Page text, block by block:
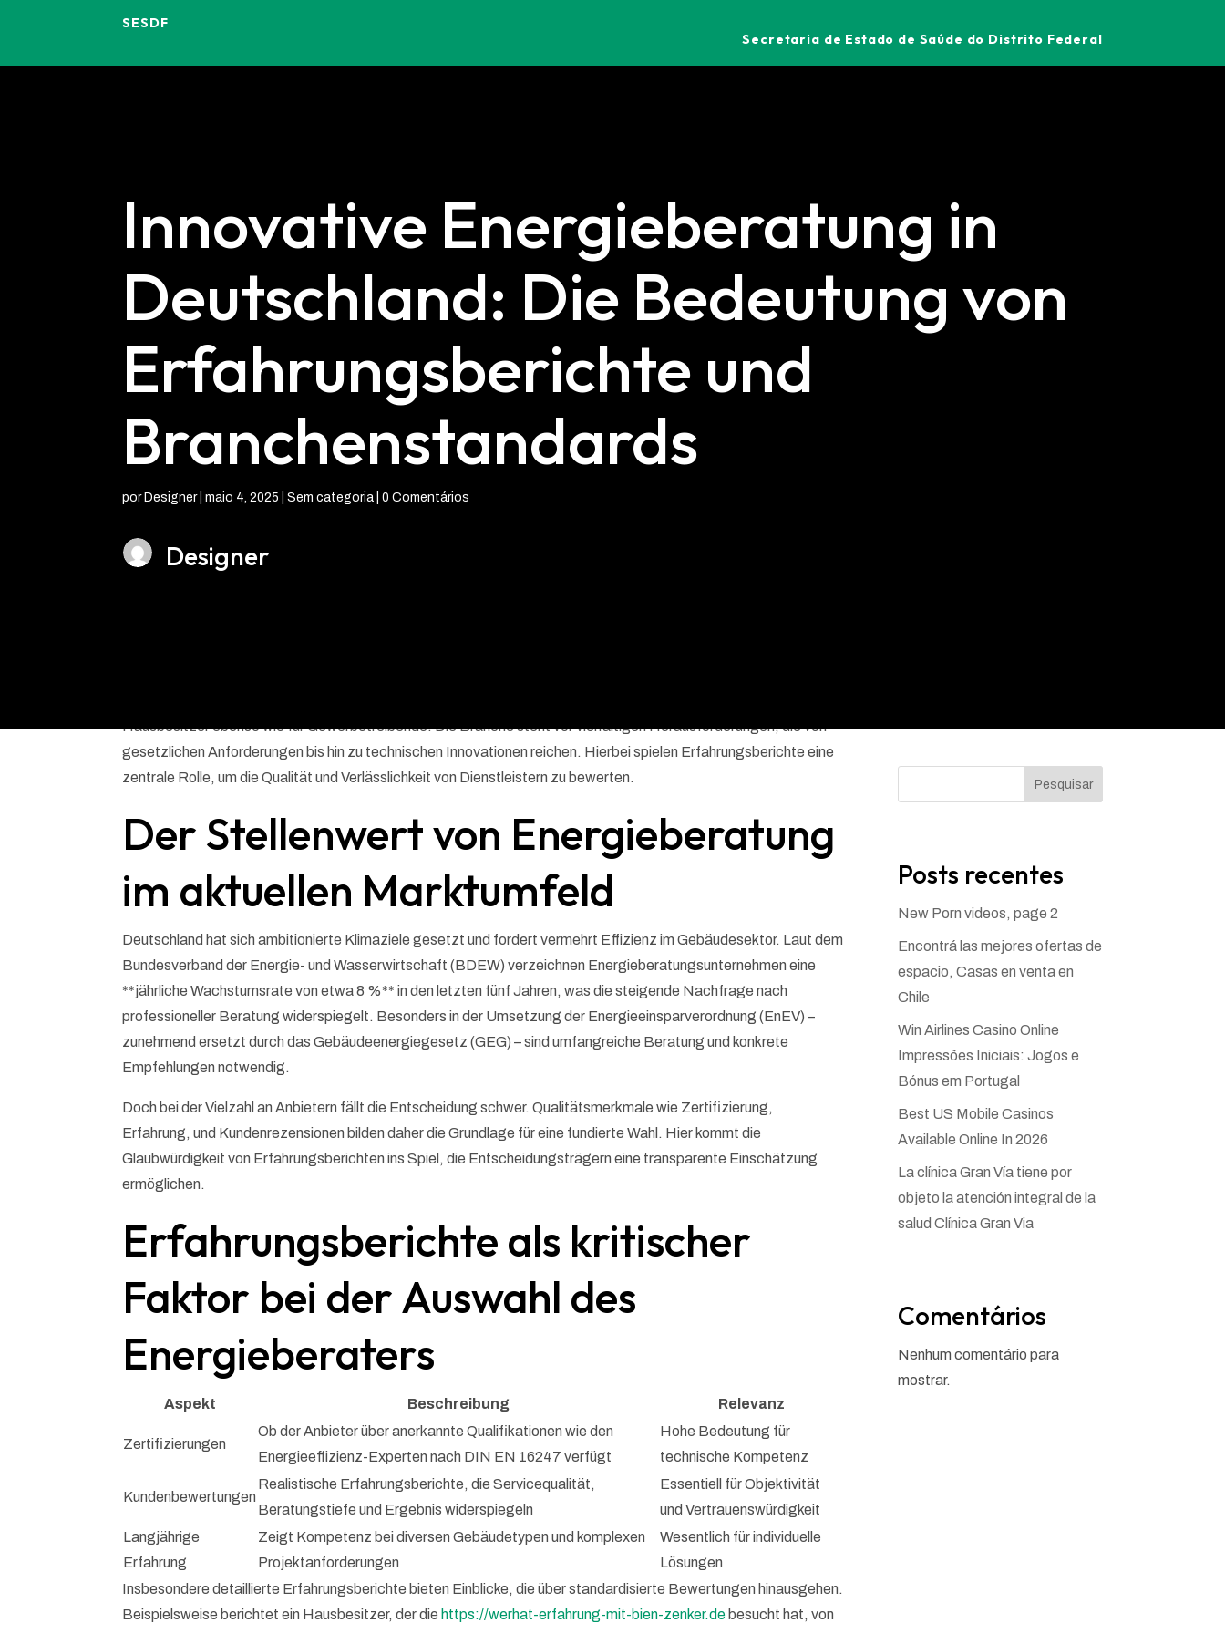
SESDF
Secretaria de Estado de Saúde do Distrito Federal
Innovative Energieberatung in
Deutschland: Die Bedeutung von
Erfahrungsberichte und
Branchenstandards
por Designer|maio 4, 2025 | Sem categoria |0 Comentários
Designer
Hausbesitzer ebenso wie für Gewerbetreibende. Die Branche steht vor vielfältigen Herausforderungen, die von
gesetzlichen Anforderungen bis hin zu technischen Innovationen reichen. Hierbei spielen Erfahrungsberichte eine
zentrale Rolle, um die Qualität und Verlässlichkeit von Dienstleistern zu bewerten.
Der Stellenwert von Energieberatung
im aktuellen Marktumfeld
Deutschland hat sich ambitionierte Klimaziele gesetzt und fordert vermehrt Effizienz im Gebäudesektor. Laut dem
Bundesverband der Energie- und Wasserwirtschaft (BDEW) verzeichnen Energieberatungsunternehmen eine
**jährliche Wachstumsrate von etwa 8 %** in den letzten fünf Jahren, was die steigende Nachfrage nach
professioneller Beratung widerspiegelt. Besonders in der Umsetzung der Energieeinsparverordnung (EnEV) –
zunehmend ersetzt durch das Gebäudeenergiegesetz (GEG) – sind umfangreiche Beratung und konkrete
Empfehlungen notwendig.
Doch bei der Vielzahl an Anbietern fällt die Entscheidung schwer. Qualitätsmerkmale wie Zertifizierung,
Erfahrung, und Kundenrezensionen bilden daher die Grundlage für eine fundierte Wahl. Hier kommt die
Glaubwürdigkeit von Erfahrungsberichten ins Spiel, die Entscheidungsträgern eine transparente Einschätzung
ermöglichen.
Erfahrungsberichte als kritischer
Faktor bei der Auswahl des
Energieberaters
Aspekt Beschreibung Relevanz
Zertifizierungen
Ob der Anbieter über anerkannte Qualifikationen wie den
Energieeffizienz-Experten nach DIN EN 16247 verfügt
Hohe Bedeutung für
technische Kompetenz
Kundenbewertungen
Realistische Erfahrungsberichte, die Servicequalität,
Beratungstiefe und Ergebnis widerspiegeln
Essentiell für Objektivität
und Vertrauenswürdigkeit
Langjährige
Erfahrung
Zeigt Kompetenz bei diversen Gebäudetypen und komplexen
Projektanforderungen
Wesentlich für individuelle
Lösungen
Insbesondere detaillierte Erfahrungsberichte bieten Einblicke, die über standardisierte Bewertungen hinausgehen.
Beispielsweise berichtet ein Hausbesitzer, der die https://werhat-erfahrung-mit-bien-zenker.de besucht hat, von
Pesquisar
Posts recentes
New Porn videos, page 2
Encontrá las mejores ofertas de
espacio, Casas en venta en
Chile
Win Airlines Casino Online
Impressões Iniciais: Jogos e
Bónus em Portugal
Best US Mobile Casinos
Available Online In 2026
La clínica Gran Vía tiene por
objeto la atención integral de la
salud Clínica Gran Via
Comentários
Nenhum comentário para
mostrar.